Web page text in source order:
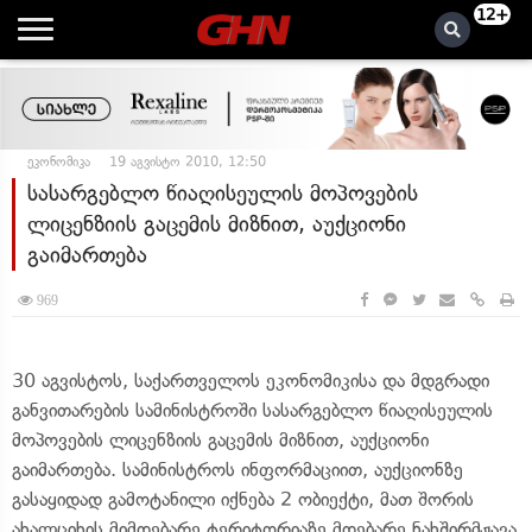
12+
ეკონომიკა 19 აგვისტო 2010, 12:50
სასარგებლო წიაღისეულის მოპოვების
ლიცენზიის გაცემის მიზნით, აუქციონი
გაიმართება
969
30 აგვისტოს, საქართველოს ეკონომიკისა და მდგრადი
განვითარების სამინისტროში სასარგებლო წიაღისეულის
მოპოვების ლიცენზიის გაცემის მიზნით, აუქციონი
გაიმართება. სამინისტროს ინფორმაციით, აუქციონზე
გასაყიდად გამოტანილი იქნება 2 ობიექტი, მათ შორის